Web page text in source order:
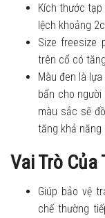
Kích thước
lệch khoảng
Size freesize
trên cổ có
Màu đen là
bẩn cho
màu sắc sẽ
tăng khả năng
Vai Trò Của
Giúp bảo vệ
chế thường